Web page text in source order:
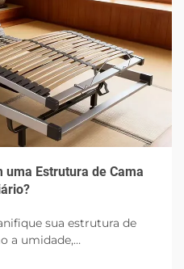
uma Estrutura de Cama
sua estrutura de
a umidade,